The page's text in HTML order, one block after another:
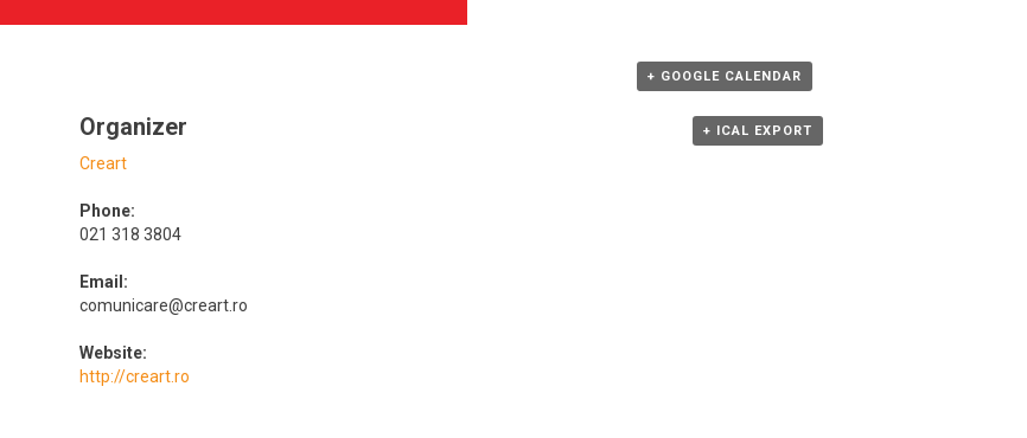
+ GOOGLE CALENDAR
+ ICAL EXPORT
Organizer
Creart
Phone:
021 318 3804
Email:
comunicare@creart.ro
Website:
http://creart.ro